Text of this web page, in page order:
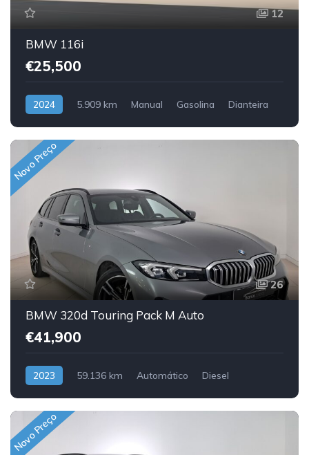
12
BMW 116i
€25,500
2024 5.909 km Manual Gasolina Dianteira
Novo Preço
26
BMW 320d Touring Pack M Auto
€41,900
2023 59.136 km Automático
Diesel
Novo Preço